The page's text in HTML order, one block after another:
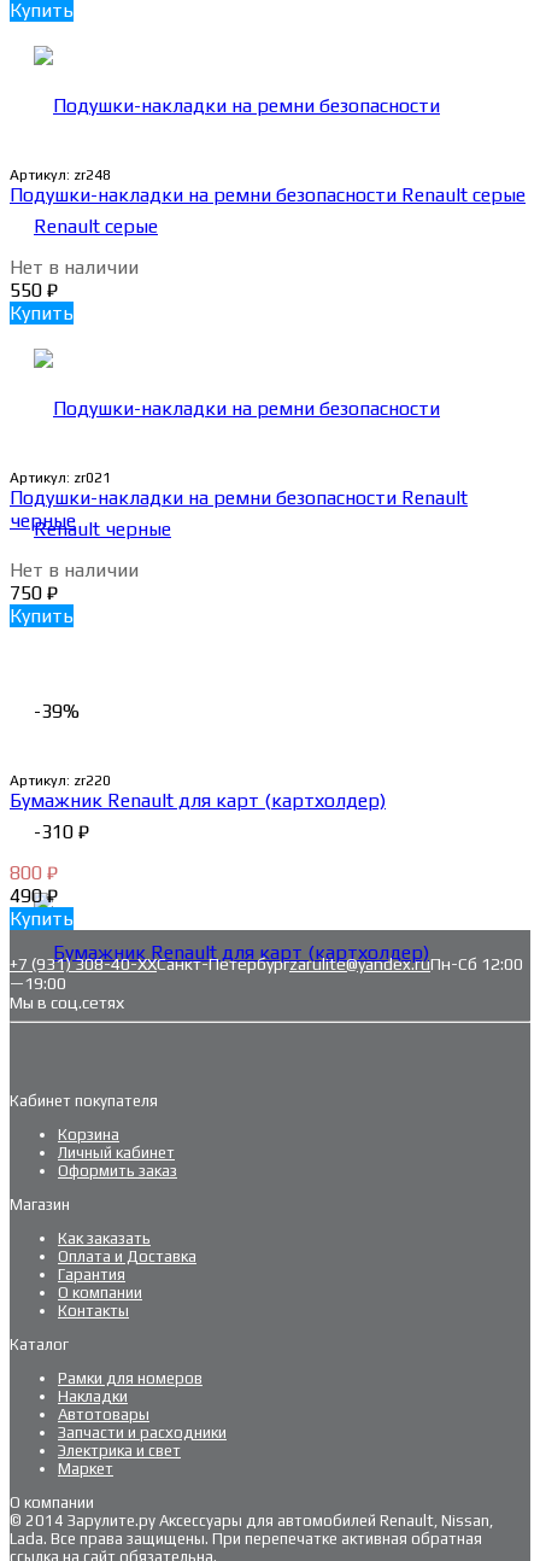
Купить
Артикул: zr248
Подушки-накладки на ремни безопасности Renault серые
Нет в наличии
550 ₽
Купить
Артикул: zr021
Подушки-накладки на ремни безопасности Renault
черные
Нет в наличии
750 ₽
Купить
-39%
-310 ₽
Артикул: zr220
Бумажник Renault для карт (картхолдер)
800 ₽
490₽
Купить
+7 (931) 308-40-ХХСанкт-Петербургzarulite@yandex.ruПн-Сб 12:00
—19:00
Мы в соц.сетях
Кабинет покупателя
Корзина
Личный кабинет
Оформить заказ
Магазин
Как заказать
Оплата и Доставка
Гарантия
О компании
Контакты
Каталог
Рамки для номеров
Накладки
Автотовары
Запчасти и расходники
Электрика и свет
Маркет
О компании
© 2014 Зарулите.ру Аксессуары для автомобилей Renault, Nissan,
Lada. Все права защищены. При перепечатке активная обратная
ссылка на сайт обязательна.